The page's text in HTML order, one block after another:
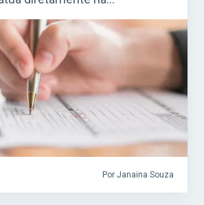
estabelecimentos, obras,
que precisam seguir
Acesse agora o Curso
O cargo é bastante comum
municipais e estaduais. Para
Por Janaina Souza